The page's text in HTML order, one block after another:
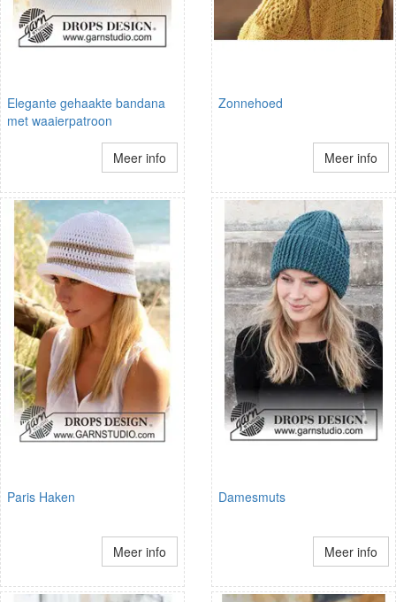
Elegante gehaakte bandana
met waaierpatroon
Meer info
Zonnehoed
Meer info
Paris Haken
Meer info
Damesmuts
Meer info